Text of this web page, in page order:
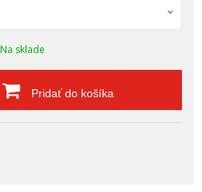
Na sklade
Pridať do košíka